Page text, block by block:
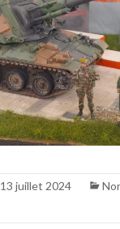
13 juillet 2024